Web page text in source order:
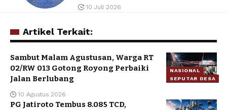
10 Juli 2026
Artikel Terkait:
NASIONAL
SEPUTAR DESA
Sambut Malam Agustusan, Warga RT
02/RW 013 Gotong Royong Perbaiki
Jalan Berlubang
10 Agustus 2026
PG Jatiroto Tembus 8.085 TCD,